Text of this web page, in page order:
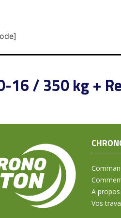
16 / 350 kg +
A propos
Vos